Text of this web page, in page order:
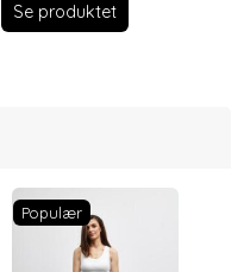
Se produktet
Populær